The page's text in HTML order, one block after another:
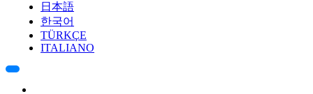
日本語
한국어
TÜRKÇE
ITALIANO